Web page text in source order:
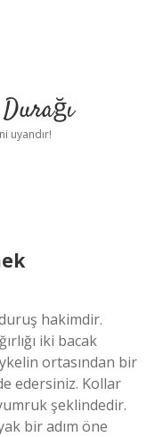
uyandır!
hakimdir.
iki bacak
ortasından bir
edersiniz. Kollar
şeklindedir.
bir adım öne